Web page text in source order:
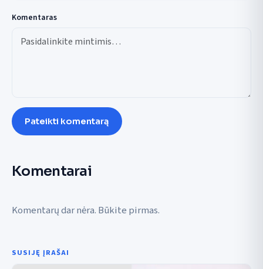
Komentaras
Pateikti komentarą
Komentarai
Komentarų dar nėra. Būkite pirmas.
SUSIJĘ ĮRAŠAI